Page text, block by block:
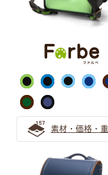
グレー ラン
年入学向けの注目の色
グレーのランドセル
をプラスしよう
グレーのランドセル
ドの予感
ベージュ ラ
素材・価格・